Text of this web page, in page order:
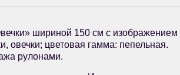
шириной 150 см с изображением
овечки; цветовая гамма: пепельная.
рулонами.